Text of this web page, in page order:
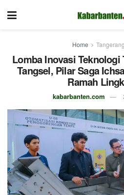
Home
Lomba Inovasi Teknologi
Tangsel, Pilar Saga
Ramah
kabarbanten.com